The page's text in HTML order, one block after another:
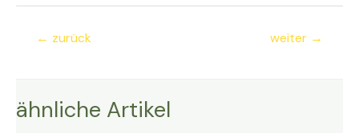
Beitragsnavigation
← zurück weiter →
ähnliche Artikel